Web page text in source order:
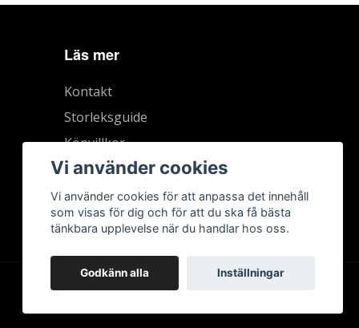
Läs mer
Kontakt
Storleksguide
Köpvillkor
Vi använder cookies
Vi använder cookies för att anpassa det innehåll
som visas för dig och för att du ska få bästa
tänkbara upplevelse när du handlar hos oss.
Godkänn alla Inställningar